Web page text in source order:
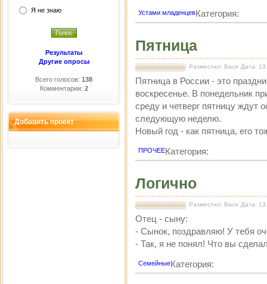
Я не знаю
Результаты
Другие опросы
Всего голосов: 138
Комментарии: 2
Добавить проект
Категория:
Устами младенцев
Пятница
Разместил: Вася Дата:
Пятница в России - это
воскресенье. В понедельник
среду и четверг пятницу ждут
следующую неделю.
Новый год - как пятница, его
Категория:
ПРОЧЕЕ
Логично
Разместил: Вася Дата:
Отец - сыну:
- Сынок, поздравляю! У тебя
- Так, я не понял! Что вы
Категория:
Семейные